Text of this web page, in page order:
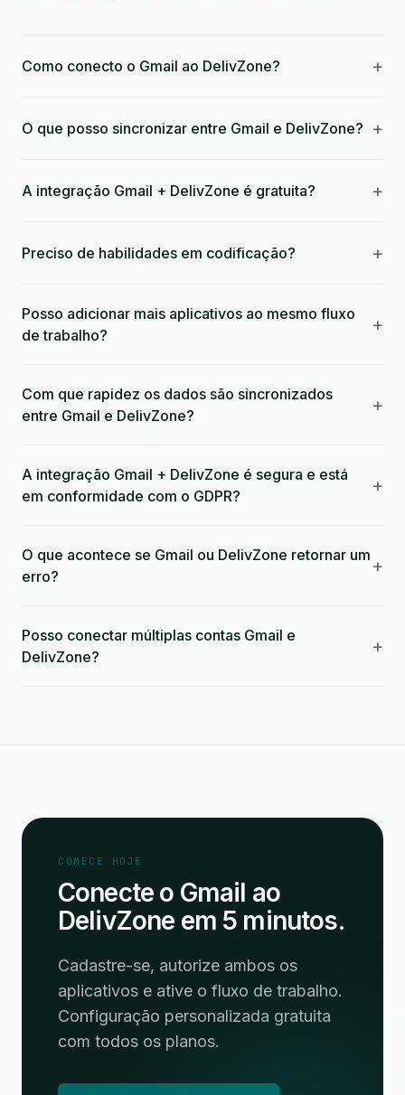
Como conecto o Gmail ao DelivZone? +
O que posso sincronizar entre Gmail e DelivZone? +
A integração Gmail + DelivZone é gratuita? +
Preciso de habilidades em codificação? +
Posso adicionar mais aplicativos ao mesmo fluxo
de trabalho?
+
Com que rapidez os dados são sincronizados
entre Gmail e DelivZone?
+
A integração Gmail + DelivZone é segura e está
em conformidade com o GDPR?
+
O que acontece se Gmail ou DelivZone retornar um
erro?
+
Posso conectar múltiplas contas Gmail e
DelivZone?
+
COMECE HOJE
Conecte o Gmail ao
DelivZone em 5 minutos.
Cadastre-se, autorize ambos os
aplicativos e ative o fluxo de trabalho.
Configuração personalizada gratuita
com todos os planos.